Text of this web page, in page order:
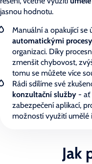
jasnou hodnotu.
Manuální a opakující
automatickými procesy
organizaci. Díky
zmenšit chybovost,
tomu se můžete více
Rádi sdílíme své
konzultační služby - ať
zabezpečení aplikací,
možností využití umělé
Jak